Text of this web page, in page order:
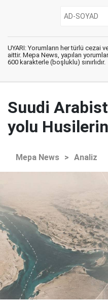
UYARI: Yorumların her türlü cezai
aittir. Mepa News, yapılan
600 karakterle (boşluklu) sınırlıdır.
Suudi
yolu Husilerin
Mepa News > Analiz